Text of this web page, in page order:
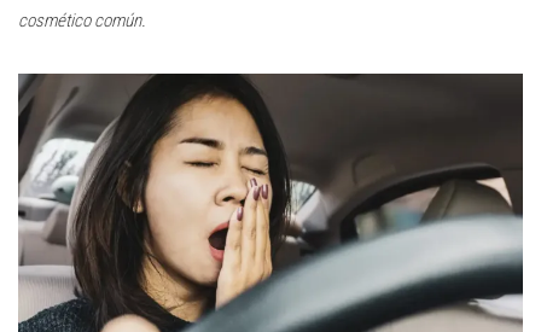
cosmético común.